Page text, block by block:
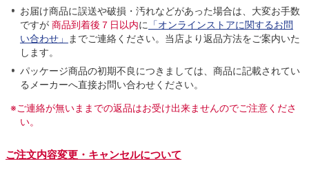
お届け商品に誤送や破損・汚れなどがあった場合は、大変お手数
ですが 商品到着後７日以内に 「オンラインストアに関するお問
い合わせ」
までご連絡ください。当店より返品方法をご案内いた
します。
パッケージ商品の初期不良につきましては、商品に記載されてい
るメーカーへ直接お問い合わせください。
※ご連絡が無いままでの返品はお受け出来ませんのでご注意くださ
い。
ご注文内容変更・キャンセルについて